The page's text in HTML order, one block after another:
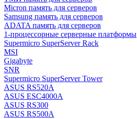
Micron память для серверов
Samsung память для серверов
ADATA память для серверов
1-процессорные серверные платформы
Supermicro SuperServer Rack
MSI
Gigabyte
SNR
Supermicro SuperServer Tower
ASUS RS520A
ASUS ESC4000A
ASUS RS300
ASUS RS500A